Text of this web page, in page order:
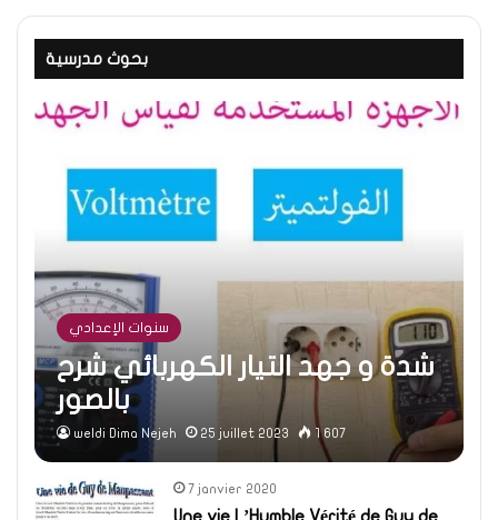
بحوث مدرسية
سنوات الإعدادي
شدة و جهد التيار الكهربائي شرح
بالصور
weldi Dima Nejeh 25 juillet 2023 1 607
7 janvier 2020